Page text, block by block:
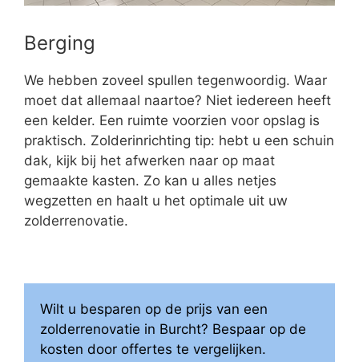
Berging
We hebben zoveel spullen tegenwoordig. Waar
moet dat allemaal naartoe? Niet iedereen heeft
een kelder. Een ruimte voorzien voor opslag is
praktisch. Zolderinrichting tip: hebt u een schuin
dak, kijk bij het afwerken naar op maat
gemaakte kasten. Zo kan u alles netjes
wegzetten en haalt u het optimale uit uw
zolderrenovatie.
Wilt u besparen op de prijs van een
zolderrenovatie in Burcht? Bespaar op de
kosten door offertes te vergelijken.